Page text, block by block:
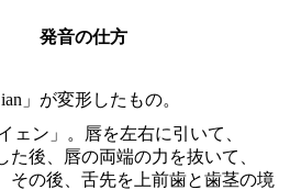
発音の仕方
」が変形したもの。
ェン」。唇を左右に引いて、
た後、唇の両端の力を抜いて、
その後、舌先を上前歯と歯茎の境